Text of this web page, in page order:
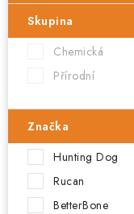
Skupina
Chemická
Přírodní
Značka
Hunting Dog
Rucan
BetterBone